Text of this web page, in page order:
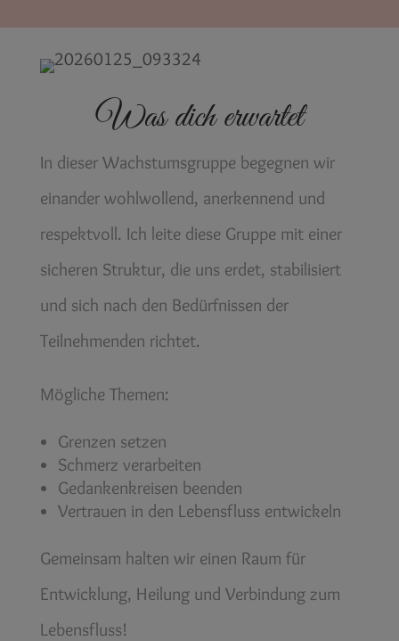
Was dich erwartet
In dieser Wachstumsgruppe begegnen wir
einander wohlwollend, anerkennend und
respektvoll. Ich leite diese Gruppe mit einer
sicheren Struktur, die uns erdet, stabilisiert
und sich nach den Bedürfnissen der
Teilnehmenden richtet.
Mögliche Themen:
Grenzen setzen
Schmerz verarbeiten
Gedankenkreisen beenden
Vertrauen in den Lebensfluss entwickeln
Gemeinsam halten wir einen Raum für
Entwicklung, Heilung und Verbindung zum
Lebensfluss!